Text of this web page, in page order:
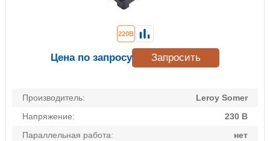
Производитель:
Leroy Somer
Напряжение:
230 В
Параллельная работа:
нет
220В
Цена по запросу Запросить